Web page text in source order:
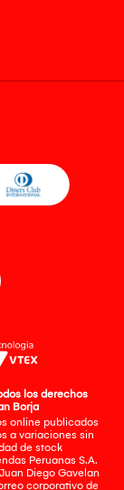
los derechos
Borja
online publicados
a variaciones sin
de stock
Peruanas S.A.
Diego Gavelan
corporativo de